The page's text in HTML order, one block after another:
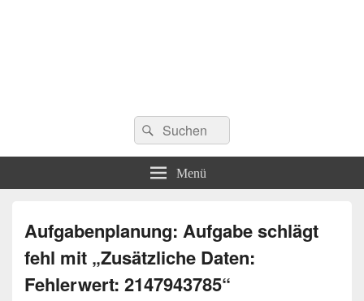
Suchen
nach:
Suchen
Menü
Aufgabenplanung: Aufgabe schlägt
fehl mit „Zusätzliche Daten:
Fehlerwert: 2147943785“